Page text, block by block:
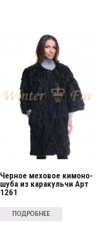
Черное меховое кимоно-
шуба из каракульчи Арт
1261
ПОДРОБНЕЕ